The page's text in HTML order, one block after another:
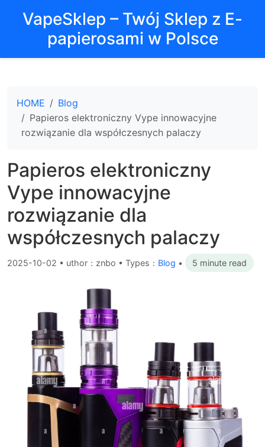
VapeSklep – Twój Sklep z E-
papierosami w Polsce
HOME
Blog
Papieros elektroniczny Vype innowacyjne
rozwiązanie dla współczesnych palaczy
Papieros elektroniczny
Vype innowacyjne
rozwiązanie dla
współczesnych palaczy
2025-10-02 • uthor：znbo • Types： Blog • 5 minute read